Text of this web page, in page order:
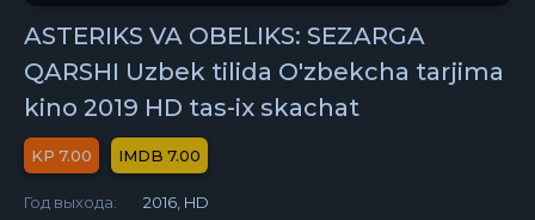
ASTERIKS VA OBELIKS: SEZARGA
QARSHI Uzbek tilida O'zbekcha tarjima
kino 2019 HD tas-ix skachat
7.00 7.00
Год выхода:
2016, HD